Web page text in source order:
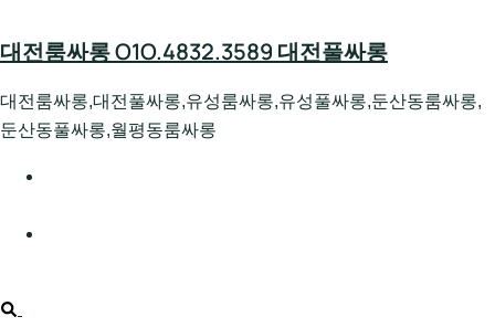
to
대전룸싸롱 O1O.4832.3589 대전풀싸롱
대전룸싸롱,대전풀싸롱,유성룸싸롱,유성풀싸롱,둔산동룸싸롱,
둔산동풀싸롱,월평동룸싸롱
Search